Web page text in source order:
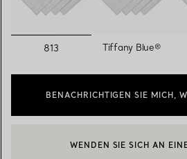
ausgewählt
813 Tiffany Blue®
BENACHRICHTIGEN SIE MICH,
EINEN KUNDENBERATER
WENDEN SIE SICH AN